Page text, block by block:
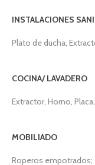
INSTALACIONES
Plato de ducha,
COCINA/ LAVADERO
Extractor, Horno,
MOBILIADO
Roperos empotrados;